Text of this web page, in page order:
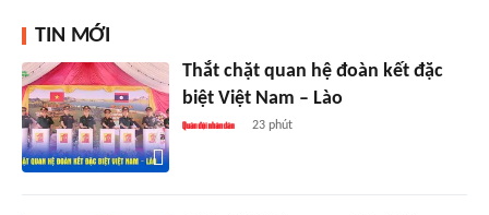
TIN MỚI
Thắt chặt quan hệ đoàn kết đặc
biệt Việt Nam – Lào
23 phút